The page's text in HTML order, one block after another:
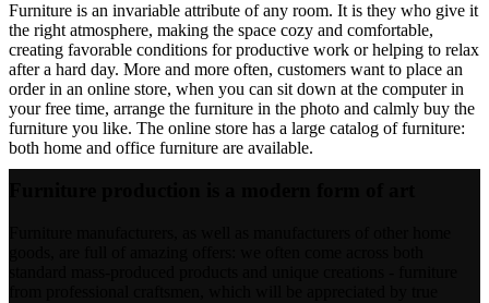
Furniture is an invariable attribute of any room. It is they who give it
the right atmosphere, making the space cozy and comfortable,
creating favorable conditions for productive work or helping to relax
after a hard day. More and more often, customers want to place an
order in an online store, when you can sit down at the computer in
your free time, arrange the furniture in the photo and calmly buy the
furniture you like. The online store has a large catalog of furniture:
both home and office furniture are available.